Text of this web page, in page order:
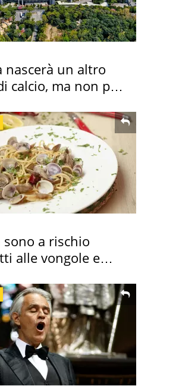
nascerà un altro
calcio, ma non per
sono a rischio
alle vongole e